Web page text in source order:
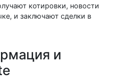
котировки, новости
и заключают сделки в
и